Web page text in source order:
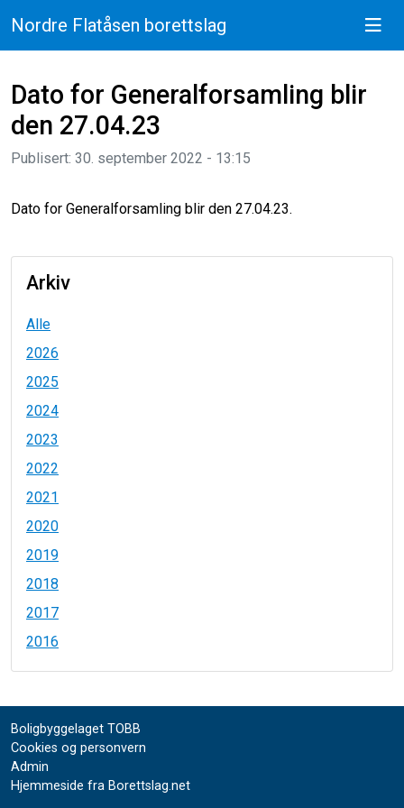
Nordre Flatåsen borettslag
Dato for Generalforsamling blir
den 27.04.23
Publisert: 30. september 2022 - 13:15
Dato for Generalforsamling blir den 27.04.23.
Arkiv
Alle
2026
2025
2024
2023
2022
2021
2020
2019
2018
2017
2016
Boligbyggelaget TOBB
Cookies og personvern
Admin
Hjemmeside fra Borettslag.net